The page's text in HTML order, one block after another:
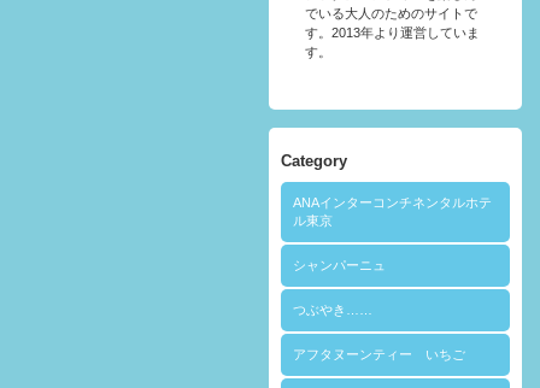
でいる大人のためのサイトで
す。2013年より運営していま
す。
Category
ANAインターコンチネンタルホテ
ル東京
シャンパーニュ
つぶやき……
アフタヌーンティー いちご